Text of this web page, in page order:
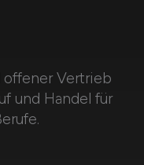
offener Vertrieb
und Handel für